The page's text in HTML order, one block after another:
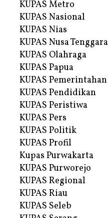
KUPAS Metro
KUPAS Nasional
KUPAS Nias
KUPAS Nusa Tenggara
KUPAS Olahraga
KUPAS Papua
KUPAS Pemerintahan
KUPAS Pendidikan
KUPAS Peristiwa
KUPAS Pers
KUPAS Politik
KUPAS Profil
Kupas Purwakarta
KUPAS Purworejo
KUPAS Regional
KUPAS Riau
KUPAS Seleb